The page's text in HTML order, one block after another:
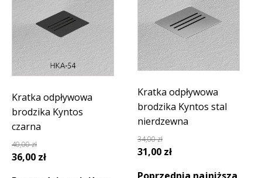
Kratka odpływowa
brodzika Kyntos
czarna
40,00zł
Pierwotna
36,00 złAktualna
Kratka odpływowa
brodzika Kyntos stal
nierdzewna
34,00zł
Pierwotna
31,00 złAktualna